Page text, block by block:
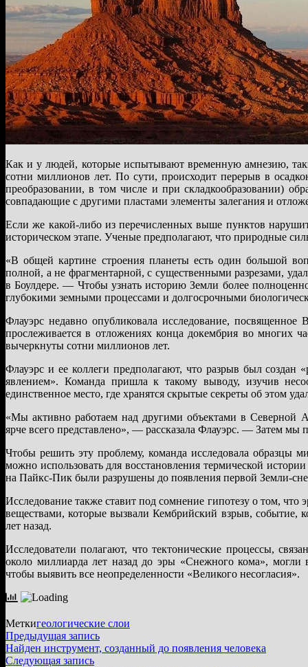
Как и у людей, которые испытывают временную амнезию,
сотни миллионов лет. По сути, происходит перерыв в
преобразовании, в том числе и при складкообразовании)
совпадающие с другими пластами элементы залегания и
Если же какой-либо из перечисленных выше пунктов
историческом этапе. Ученые предполагают, что природные
«В общей картине строения планеты есть один большой
полной, а не фрагментарной, с существенными разрезами,
в Боулдере. — Чтобы узнать историю Земли более
глубокими земными процессами и долгосрочными
Флауэрс недавно опубликовала исследование,
прослеживается в отложениях конца докембрия во многих
вычеркнуты сотни миллионов лет.
Флауэрс и ее коллеги предполагают, что разрыв был
явлением». Команда пришла к такому выводу, изучив
единственное место, где хранятся скрытые секреты об этом
«Мы активно работаем над другими объектами в Северной
ярче всего представлено», — рассказала Флауэрс. — Затем мы
Чтобы решить эту проблему, команда исследовала образцы
можно использовать для восстановления термической
на Пайкс-Пик были разрушены до появления первой Земли-
Исследование также ставит под сомнение гипотезу о том, что
веществами, которые вызвали Кембрийский взрыв, событие,
лет назад.
Исследователи полагают, что тектонические процессы,
около миллиарда лет назад до эры «Снежного кома»,
чтобы выявить все неопределенности «Великого несогласия».
Меткигеологические слои
Навигация
по
Предыдущая записьПредыдущая
запись:
Найден инструмент, созданный до появления человека
Следующая записьСледующая